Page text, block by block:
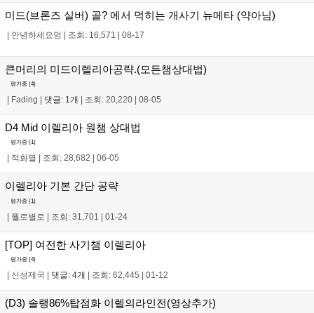
미드(브론즈 실버) 골? 에서 먹히는 개사기 뉴메타 (약아님)
| 안녕하세요엉 | 조회: 16,571 | 08-17
큰머리의 미드이렐리아공략.(모든챔상대법)
평가중 (4)
| Fading | 댓글: 1개 | 조회: 20,220 | 08-05
D4 Mid 이렐리아 원챔 상대법
평가중 (1)
적화멸 조회: 28,682 06-05
이렐리아 기본 간단 공략
평가중 (1)
| 뭘로별로 | 조회: 31,701 | 01-24
[TOP] 여전한 사기챔 이렐리아
평가중 (4)
신성제국 댓글: 4개 조회: 62,445 01-12
(D3) 솔랭86%탑점화 이렐의라인전(영상추가)